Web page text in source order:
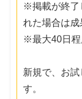
※掲載が終了
れた場合は成
※最大40日程
新規で、お
す。